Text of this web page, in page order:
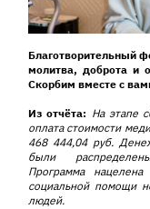
Благотворительный
молитва, доброта и
Скорбим вместе с
Из отчёта: На этапе
оплата стоимости
468 444,04 руб.
были
Программа нацелена
социальной помощи
людей.